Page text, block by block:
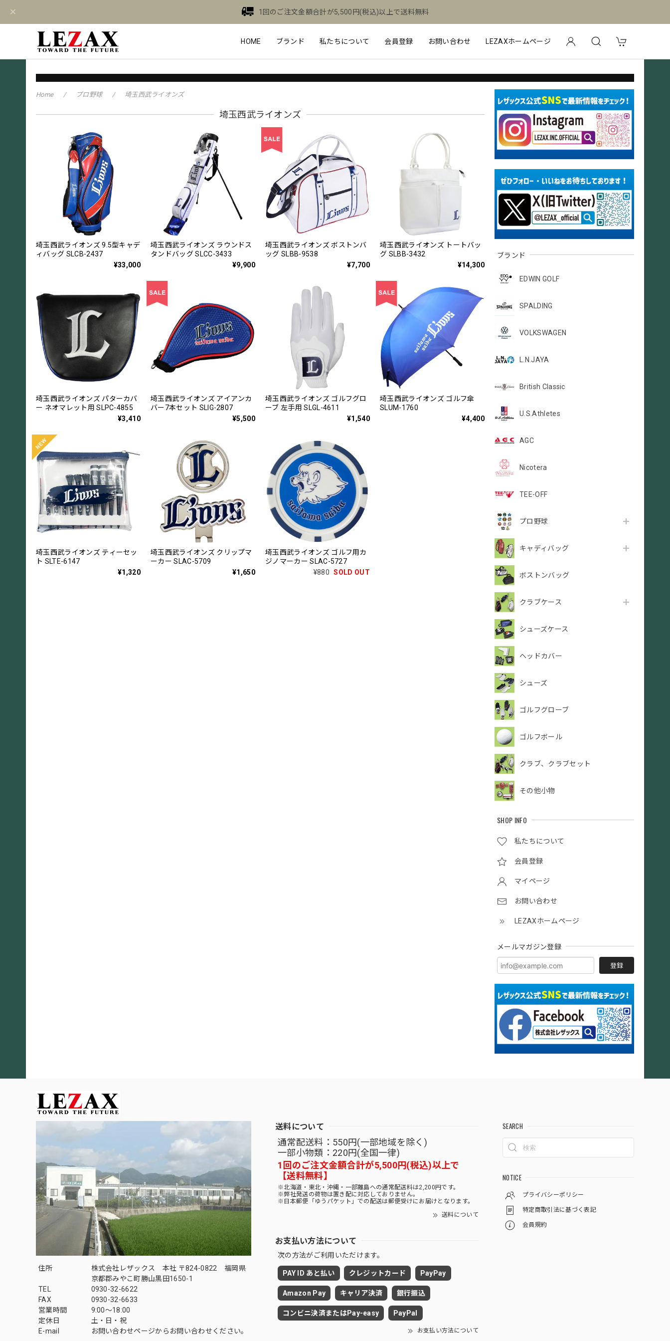
1回のご注文金額合計が5,500円(税込)以上で送料無料
HOME ブランド 私たちについて 会員登録 お問い合わせ LEZAXホームページ
ブランド
EDWIN GOLF
SPALDING
VOLKSWAGEN
L.N.JAYA
British Classic
U.S.Athletes
AGC
Nicotera
TEE-OFF
プロ野球
キャディバッグ
ボストンバッグ
クラブケース
シューズケース
ヘッドカバー
シューズ
ゴルフグローブ
ゴルフボール
クラブ、クラブセット
その他小物
SHOP INFO
私たちについて
会員登録
マイページ
お問い合わせ
LEZAXホームページ
メールマガジン登録
登録
Home プロ野球 埼玉西武ライオンズ
埼玉西武ライオンズ
埼玉西武ライオンズ 9.5型キャデ
ィバッグ SLCB-2437
¥33,000
埼玉西武ライオンズ ラウンドス
タンドバッグ SLCC-3433
¥9,900
埼玉西武ライオンズ ボストンバ
ッグ SLBB-9538
¥7,700
埼玉西武ライオンズ トートバッ
グ SLBB-3432
¥14,300
埼玉西武ライオンズ パターカバ
ー ネオマレット用 SLPC-4855
¥3,410
埼玉西武ライオンズ アイアンカ
バー7本セット SLIG-2807
¥5,500
埼玉西武ライオンズ ゴルフグロ
ーブ 左手用 SLGL-4611
¥1,540
埼玉西武ライオンズ ゴルフ傘
SLUM-1760
¥4,400
埼玉西武ライオンズ ティーセッ
ト SLTE-6147
¥1,320
埼玉西武ライオンズ クリップマ
ーカー SLAC-5709
¥1,650
埼玉西武ライオンズ ゴルフ用カ
ジノマーカー SLAC-5727
¥880 SOLD OUT
住所
株式会社レザックス 本社 〒824-0822 福岡県
京都郡みやこ町勝山黒田1650-1
TEL
0930-32-6622
FAX
0930-32-6633
営業時間
9:00〜18:00
定休日
土・日・祝
E-mail
お問い合わせページからお問い合わせください。
送料について
通常配送料：550円(一部地域を除く)
一部小物類：220円(全国一律)
1回のご注文金額合計が5,500円(税込)以上で
【送料無料】
※北海道・東北・沖縄・一部離島への通常配送料は2,200円です。
※弊社発送の荷物は置き配に対応しておりません。
※日本郵便「ゆうパケット」での配送は郵便受けにお届けとなります。
送料について
お支払い方法について
次の方法がご利用いただけます。
PAY ID あと払い クレジットカード PayPay
Amazon Pay キャリア決済 銀行振込
コンビニ決済またはPay-easy PayPal
お支払い方法について
SEARCH
NOTICE
プライバシーポリシー
特定商取引法に基づく表記
会員規約